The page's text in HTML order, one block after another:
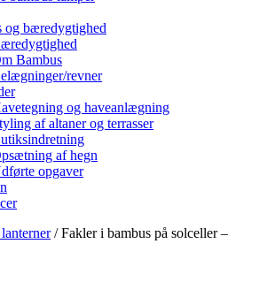
og bæredygtighed
Bambus
revner
og haveanlægning
af altaner og terrasser
af hegn
opgaver
/ Fakler i bambus på solceller –